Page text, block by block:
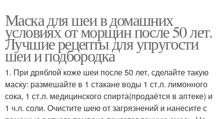
Маска для шеи в домашних
условиях от морщин после 50 лет.
Лучшие рецепты для упругости
шеи и подбородка
1. При дряблой коже шеи после 50 лет, сделайте такую
маску: размешайте в 1 стакане воды 1 ст.л. лимонного
сока, 1 ст.л. медицинского спирта(продаётся в аптеке) и
1 ч.л. соли. Очистите шею от загрязнений и нанесите с